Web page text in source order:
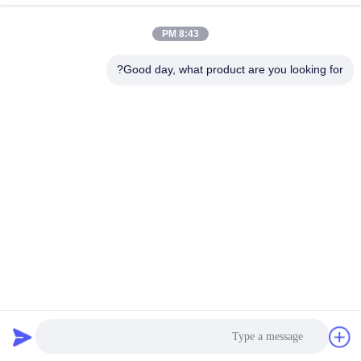
8:43 PM
Good day, what product are you looking for?